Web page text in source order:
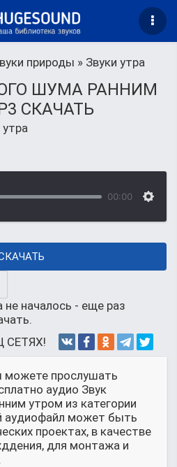
природы » Звуки утра
ШУМА РАННИМ
СКАЧАТЬ
утра
00:00
не началось - еще раз
СЕТЯХ!
можете прослушать
аудио Звук
утром из категории
аудиофайл может быть
проектах, в качестве
для монтажа и